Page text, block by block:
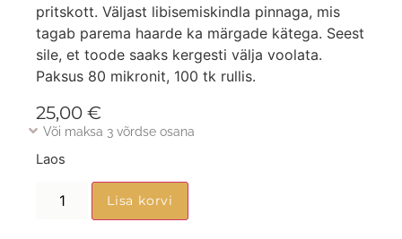
pritskott. Väljast libisemiskindla pinnaga, mis
tagab parema haarde ka märgade kätega. Seest
sile, et toode saaks kergesti välja voolata.
Paksus 80 mikronit, 100 tk rullis.
25,00 €
Või maksa 3 võrdse osana
Laos
Lisa korvi